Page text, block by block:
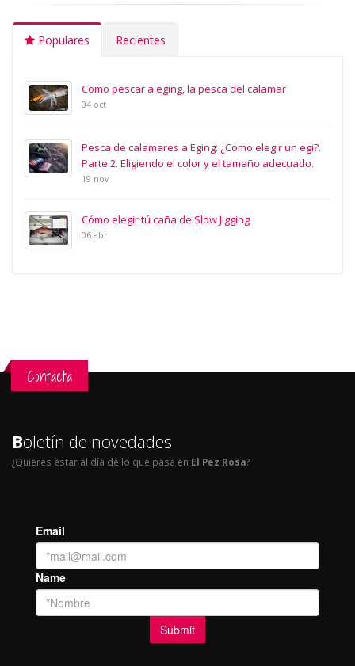
Populares Recientes
Como pescar a eging, la pesca del calamar
04 oct
Pesca de calamares a Eging: ¿Como elegir un egi?.
Parte 2. Eligiendo el color y el tamaño adecuado.
19 nov
Cómo elegir tú caña de Slow Jigging
06 abr
Contacta
Boletín de novedades
¿Quieres estar al día de lo que pasa en El Pez Rosa?